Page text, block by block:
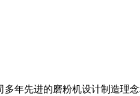
年先进的磨粉机设计制造理